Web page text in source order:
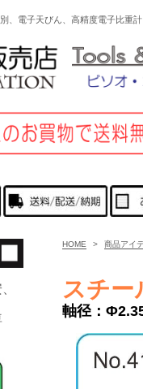
、電子天びん、高精度電子比
HOME > 商品アイ
スチー
軸径：